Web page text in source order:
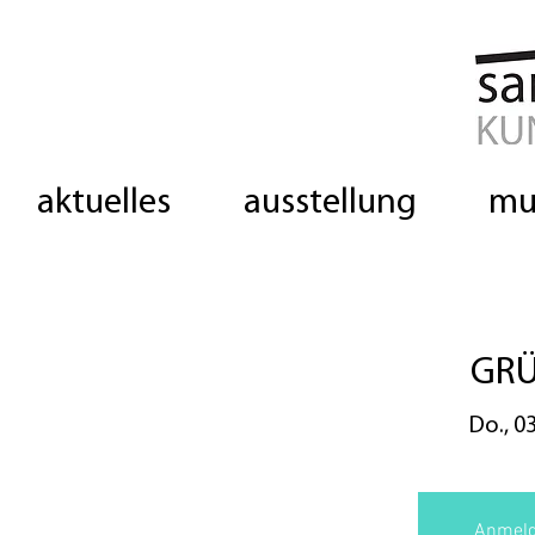
aktuelles ausstellung
Do.,